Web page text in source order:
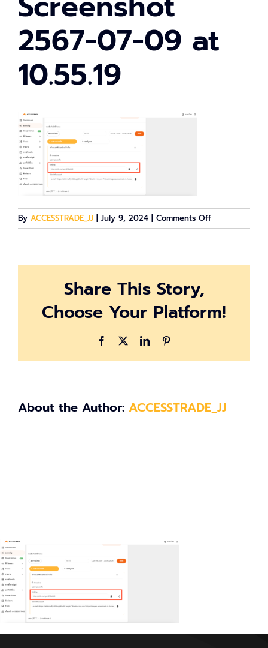
2567-07-09 at
10.55.19
By ACCESSTRADE_JJ July 9, 2024 Comments Offon
Screenshot
Share This Story,
Choose Your Platform!
Facebook LinkedIn
About the Author: ACCESSTRADE_JJ